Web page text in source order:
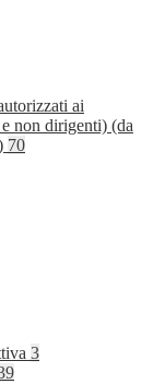
ai
non dirigenti) (da
70
3